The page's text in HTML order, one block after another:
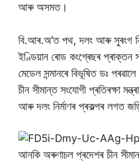
আৰু অসমত।
বি.আৰ.অ’ত পথ, দলং আৰু সুৰংগ
ইণ্ডিয়ান ৰোড কংগ্ৰেছৰ প্ৰাক্তন
মেডেল সন্মানৰে বিভূষিত ডঃ
চীন সীমান্ত সংযোগী প্ৰতিৰক্ষা
আৰু দলং নিৰ্মাণৰ প্ৰকল্পৰ লগত
আনকি অৰুণাচল প্ৰদেশৰ চীন